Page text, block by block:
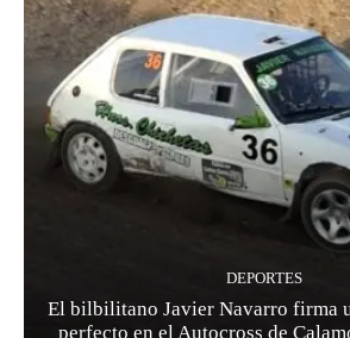
DEPORTES
El bilbilitano Javier Navarro firma
perfecto en el Autocross de